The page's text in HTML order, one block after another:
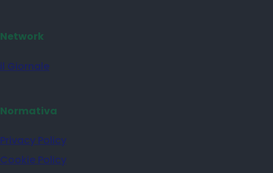
Network
il Giornale
Normativa
Privacy Policy
Cookie Policy